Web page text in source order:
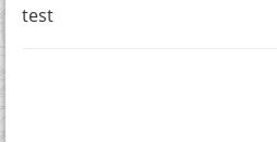
test